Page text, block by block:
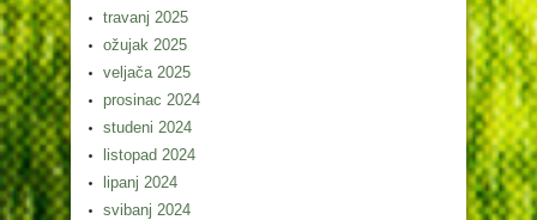
travanj 2025
ožujak 2025
veljača 2025
prosinac 2024
studeni 2024
listopad 2024
lipanj 2024
svibanj 2024